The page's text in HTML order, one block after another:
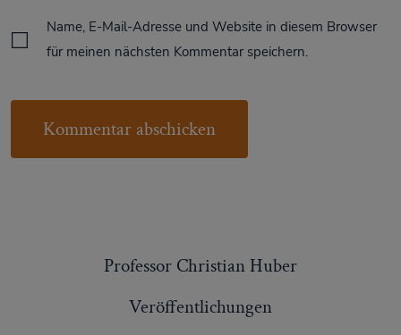
Name, E-Mail-Adresse und Website in diesem Browser
für meinen nächsten Kommentar speichern.
Professor Christian Huber
Veröffentlichungen